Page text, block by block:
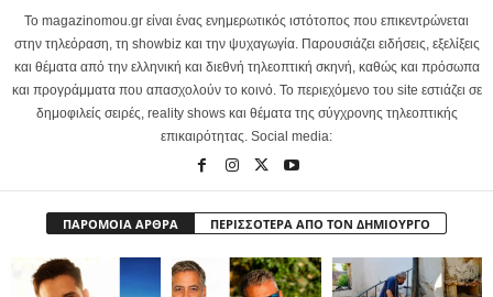
Το magazinomou.gr είναι ένας ενημερωτικός ιστότοπος που επικεντρώνεται
στην τηλεόραση, τη showbiz και την ψυχαγωγία. Παρουσιάζει ειδήσεις, εξελίξεις
και θέματα από την ελληνική και διεθνή τηλεοπτική σκηνή, καθώς και πρόσωπα
και προγράμματα που απασχολούν το κοινό. Το περιεχόμενο του site εστιάζει σε
δημοφιλείς σειρές, reality shows και θέματα της σύγχρονης τηλεοπτικής
επικαιρότητας. Social media:
ΠΑΡΟΜΟΙΑ ΑΡΘΡΑ ΠΕΡΙΣΣΟΤΕΡΑ ΑΠΟ ΤΟΝ ΔΗΜΙΟΥΡΓΟ